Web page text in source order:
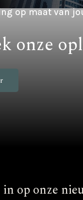
op maat van
onze
op onze